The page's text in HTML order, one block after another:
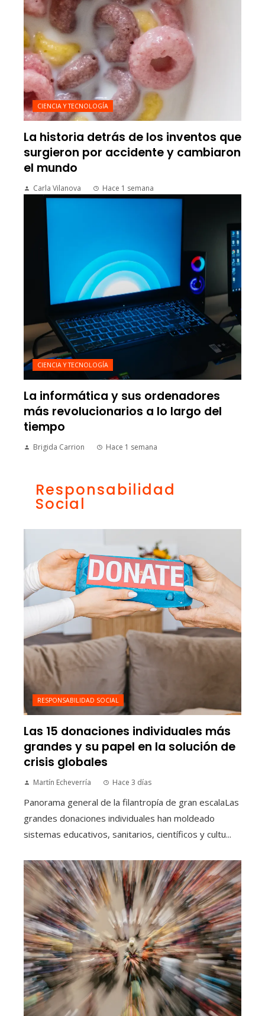
CIENCIA Y TECNOLOGÍA
La historia detrás de los inventos que
surgieron por accidente y cambiaron
el mundo
Carla Vilanova Hace 1 semana
CIENCIA Y TECNOLOGÍA
La informática y sus ordenadores
más revolucionarios a lo largo del
tiempo
Brigida Carrion Hace 1 semana
Responsabilidad
Social
RESPONSABILIDAD SOCIAL
Las 15 donaciones individuales más
grandes y su papel en la solución de
crisis globales
Martín Echeverría Hace 3 días
Panorama general de la filantropía de gran escalaLas
grandes donaciones individuales han moldeado
sistemas educativos, sanitarios, científicos y cultu...